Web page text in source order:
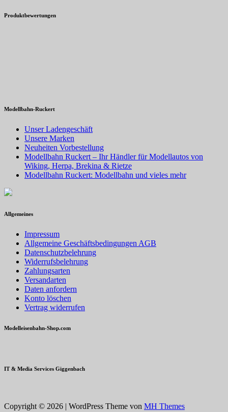
Produktbewertungen
Modellbahn-Ruckert
Unser Ladengeschäft
Unsere Marken
Neuheiten Vorbestellung
Modellbahn Ruckert – Ihr Händler für Modellautos von
Wiking, Herpa, Brekina & Rietze
Modellbahn Ruckert: Modellbahn und vieles mehr
Allgemeines
Impressum
Allgemeine Geschäftsbedingungen AGB
Datenschutzbelehrung
Widerrufsbelehrung
Zahlungsarten
Versandarten
Daten anfordern
Konto löschen
Vertrag widerrufen
Modelleisenbahn-Shop.com
IT & Media Services Giggenbach
Copyright © 2026 | WordPress Theme von MH Themes